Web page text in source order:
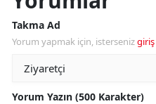
Takma Ad
Yorum yapmak için, istersenizgiriş
Yorum Yazın (500 Karakter)